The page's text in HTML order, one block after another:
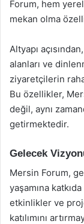
Forum, hem
mekan olma
Altyapı
alanları ve
ziyaretçilerin
Bu özellikler,
değil, aynı
getirmektedir.
Gelecek
Mersin Forum,
yaşamına
etkinlikler ve
katılımını